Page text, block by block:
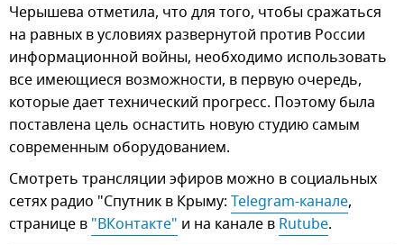
Черышева отметила, что для того, чтобы сражаться
на равных в условиях развернутой против России
информационной войны, необходимо использовать
все имеющиеся возможности, в первую очередь,
которые дает технический прогресс. Поэтому была
поставлена цель оснастить новую студию самым
современным оборудованием.
Смотреть трансляции эфиров можно в социальных
сетях радио "Спутник в Крыму: Telegram-канале,
странице в "ВКонтакте" и на канале в Rutube.